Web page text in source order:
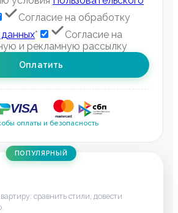
Согласие на обработку
*
Согласие на
и рекламную рассылку
Оплатить
оплаты и безопасность
ПОПУЛЯРНЫЙ
сравнить стили, довести